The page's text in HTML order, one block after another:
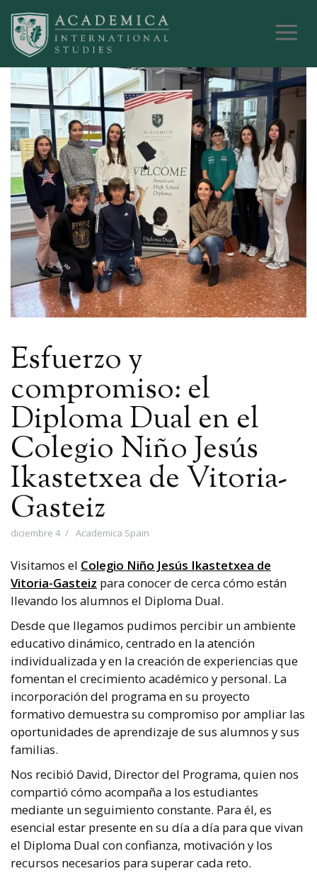
Esfuerzo y
compromiso: el
Diploma Dual en el
Colegio Niño Jesús
Ikastetxea de Vitoria-
Gasteiz
diciembre 4 Academica Spain
Visitamos el Colegio Niño Jesús Ikastetxea de
Vitoria-Gasteiz para conocer de cerca cómo están
llevando los alumnos el Diploma Dual.
Desde que llegamos pudimos percibir un ambiente
educativo dinámico, centrado en la atención
individualizada y en la creación de experiencias que
fomentan el crecimiento académico y personal. La
incorporación del programa en su proyecto
formativo demuestra su compromiso por ampliar las
oportunidades de aprendizaje de sus alumnos y sus
familias.
Nos recibió David, Director del Programa, quien nos
compartió cómo acompaña a los estudiantes
mediante un seguimiento constante. Para él, es
esencial estar presente en su día a día para que vivan
el Diploma Dual con confianza, motivación y los
recursos necesarios para superar cada reto.